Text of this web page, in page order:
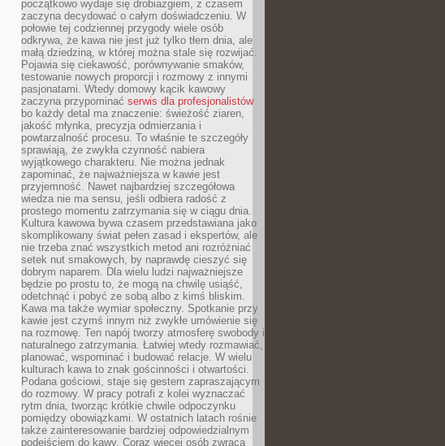
początkowo wydaje się drobiazgiem, z czasem
zaczyna decydować o całym doświadczeniu. W
połowie tej codziennej przygody wiele osób
odkrywa, że kawa nie jest już tylko tłem dnia, ale
małą dziedziną, w której można stale się rozwijać.
Pojawia się ciekawość, porównywanie smaków,
testowanie nowych proporcji i rozmowy z innymi
pasjonatami. Wtedy domowy kącik kawowy
zaczyna przypominać serwis dla profesjonalistów
bo każdy detal ma znaczenie: świeżość ziaren,
jakość młynka, precyzja odmierzania i
powtarzalność procesu. To właśnie te szczegóły
sprawiają, że zwykła czynność nabiera
wyjątkowego charakteru. Nie można jednak
zapominać, że najważniejsza w kawie jest
przyjemność. Nawet najbardziej szczegółowa
wiedza nie ma sensu, jeśli odbiera radość z
prostego momentu zatrzymania się w ciągu dnia.
Kultura kawowa bywa czasem przedstawiana jako
skomplikowany świat pełen zasad i ekspertów, ale
nie trzeba znać wszystkich metod ani rozróżniać
setek nut smakowych, by naprawdę cieszyć się
dobrym naparem. Dla wielu ludzi najważniejsze
będzie po prostu to, że mogą na chwilę usiąść,
odetchnąć i pobyć ze sobą albo z kimś bliskim.
Kawa ma także wymiar społeczny. Spotkanie przy
kawie jest czymś innym niż zwykłe umówienie się
na rozmowę. Ten napój tworzy atmosferę swobody i
naturalnego zatrzymania. Łatwiej wtedy rozmawiać,
planować, wspominać i budować relacje. W wielu
kulturach kawa to znak gościnności i otwartości.
Podana gościowi, staje się gestem zapraszającym
do rozmowy. W pracy potrafi z kolei wyznaczać
rytm dnia, tworząc krótkie chwile odpoczynku
pomiędzy obowiązkami. W ostatnich latach rośnie
także zainteresowanie bardziej odpowiedzialnym
podejściem do kawy. Coraz więcej osób zwraca